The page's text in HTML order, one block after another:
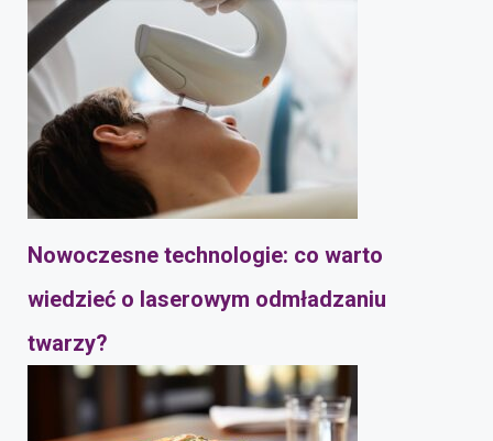
Nowoczesne technologie: co warto
wiedzieć o laserowym odmładzaniu
twarzy?